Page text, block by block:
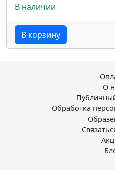
В наличии
В корзину
О
Обработка